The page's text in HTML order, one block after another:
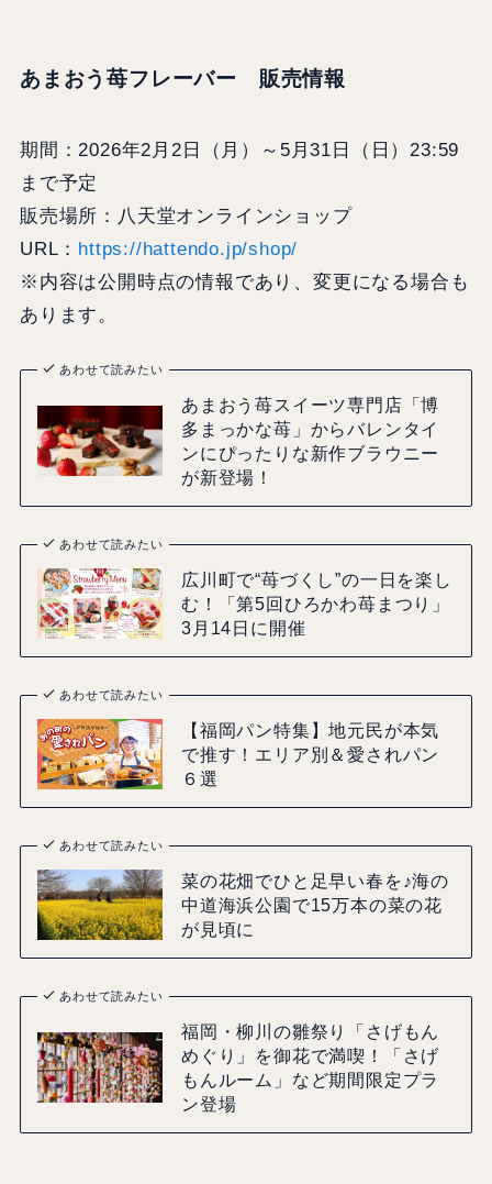
あまおう苺フレーバー 販売情報
期間：2026年2月2日（月）～5月31日（日）23:59
まで予定
販売場所：八天堂オンラインショップ
URL： https://hattendo.jp/shop/
※内容は公開時点の情報であり、変更になる場合も
あります。
あわせて読みたい
あまおう苺スイーツ専門店「博
多まっかな苺」からバレンタイ
ンにぴったりな新作ブラウニー
が新登場！
あわせて読みたい
広川町で“苺づくし”の一日を楽し
む！「第5回ひろかわ苺まつり」
3月14日に開催
あわせて読みたい
【福岡パン特集】地元民が本気
で推す！エリア別＆愛されパン
６選
あわせて読みたい
菜の花畑でひと足早い春を♪海の
中道海浜公園で15万本の菜の花
が見頃に
あわせて読みたい
福岡・柳川の雛祭り「さげもん
めぐり」を御花で満喫！「さげ
もんルーム」など期間限定プラ
ン登場